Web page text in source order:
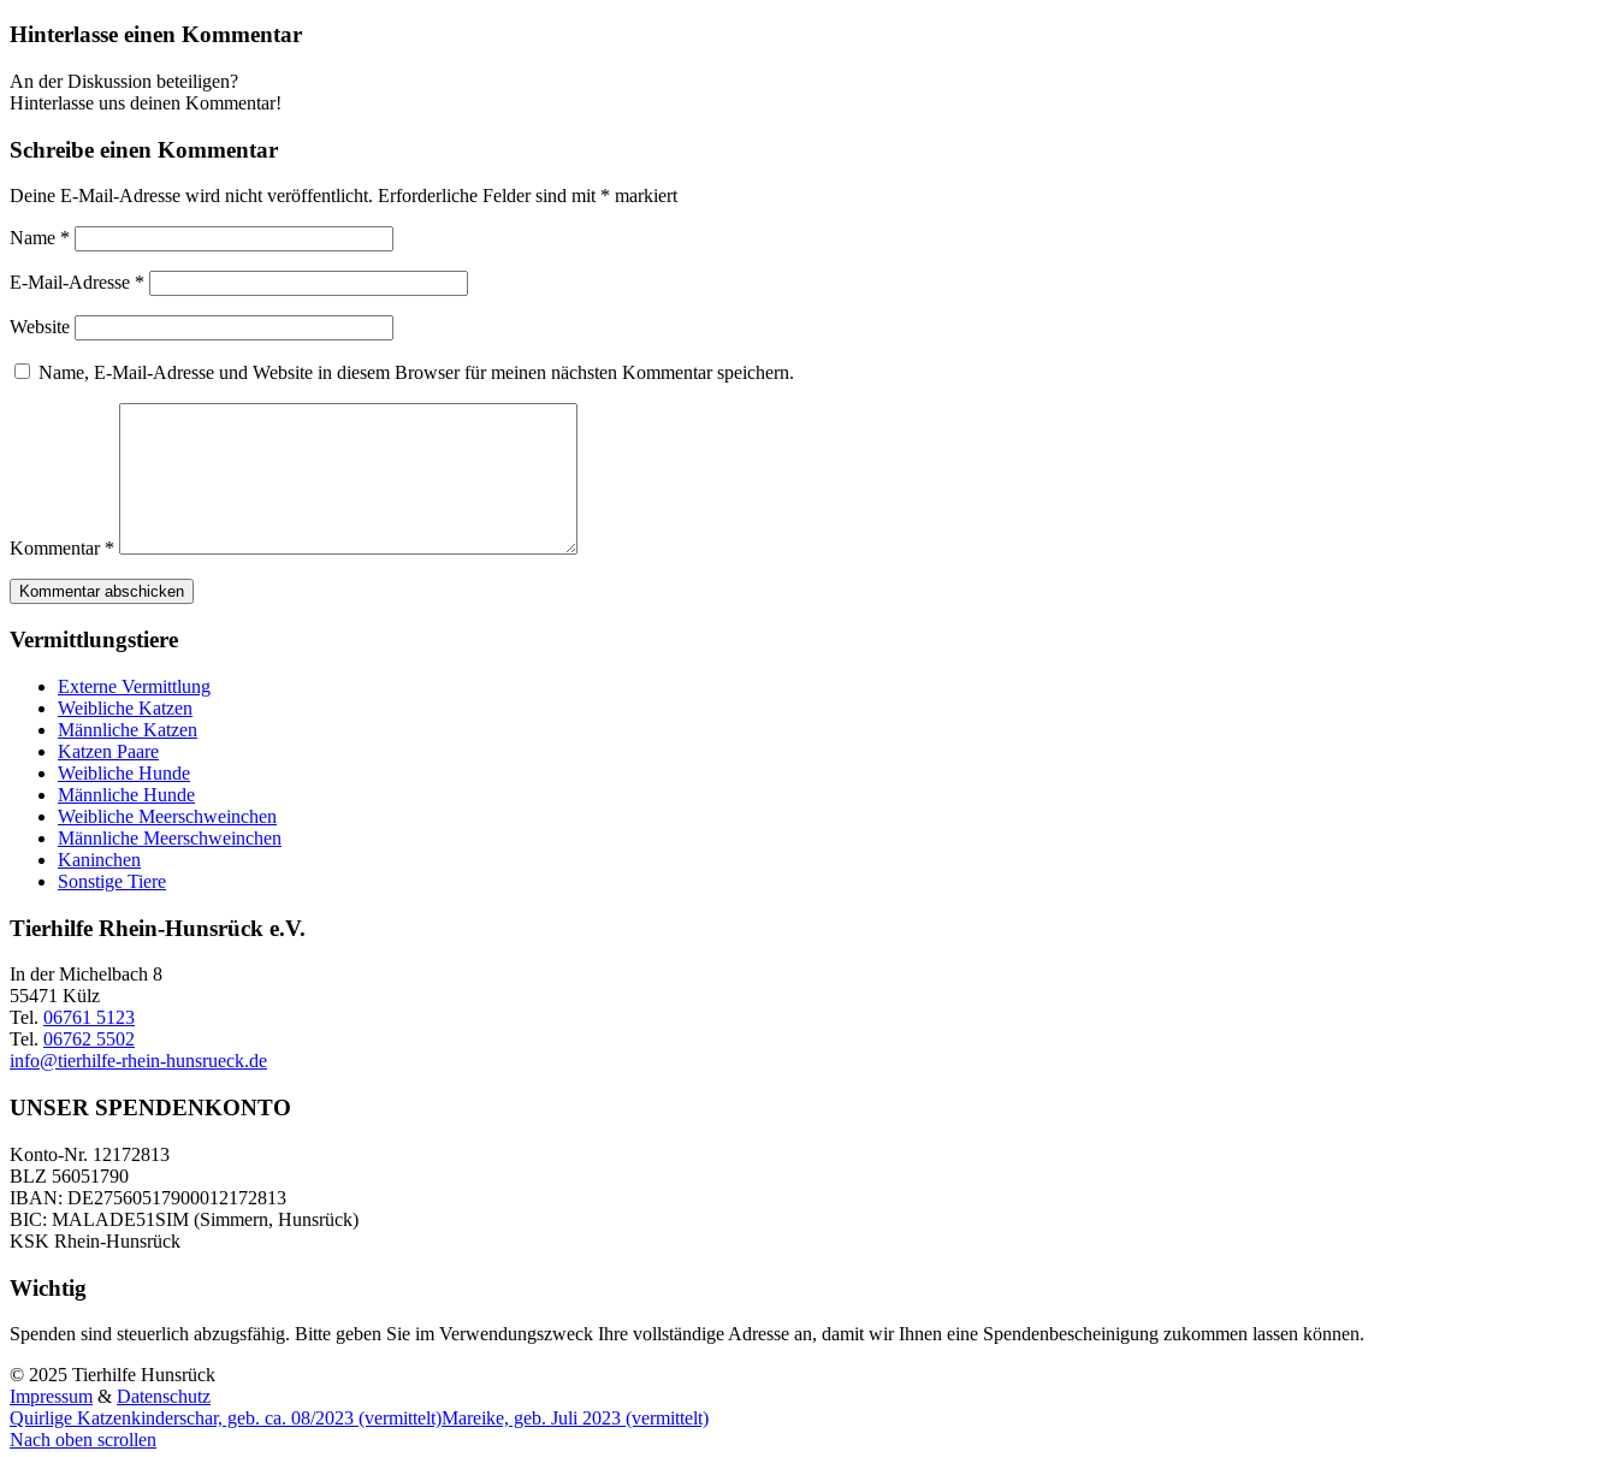
Hinterlasse einen Kommentar
An der Diskussion beteiligen?
Hinterlasse uns deinen Kommentar!
Schreibe einen Kommentar
Deine E-Mail-Adresse wird nicht veröffentlicht. Erforderliche Felder sind mit * markiert
Name *
E-Mail-Adresse *
Website
Name, E-Mail-Adresse und Website in diesem Browser für meinen nächsten Kommentar speichern.
Kommentar *
Vermittlungstiere
Externe Vermittlung
Weibliche Katzen
Männliche Katzen
Katzen Paare
Weibliche Hunde
Männliche Hunde
Weibliche Meerschweinchen
Männliche Meerschweinchen
Kaninchen
Sonstige Tiere
Tierhilfe Rhein-Hunsrück e.V.
In der Michelbach 8
55471 Külz
Tel. 06761 5123
Tel. 06762 5502
info@tierhilfe-rhein-hunsrueck.de
UNSER SPENDENKONTO
Konto-Nr. 12172813
BLZ 56051790
IBAN: DE27560517900012172813
BIC: MALADE51SIM (Simmern, Hunsrück)
KSK Rhein-Hunsrück
Wichtig
Spenden sind steuerlich abzugsfähig. Bitte geben Sie im Verwendungszweck Ihre vollständige Adresse an, damit wir Ihnen eine Spendenbescheinigung zukommen lassen können.
© 2025 Tierhilfe Hunsrück
Impressum & Datenschutz
Quirlige Katzenkinderschar, geb. ca. 08/2023 (vermittelt)Mareike, geb. Juli 2023 (vermittelt)
Nach oben scrollen